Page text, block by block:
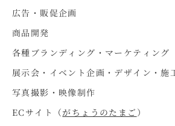
広告・販促企画
商品開発
各種ブランディング・マーケティング
展示会・イベント企画・デザイン・施
写真撮影・映像制作
ECサイト（がちょうのたまご ）